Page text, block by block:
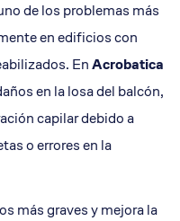
de los problemas más
en edificios con
EnAcrobatica
en la losa del balcón,
capilar debido a
o errores en la
más graves y mejora la